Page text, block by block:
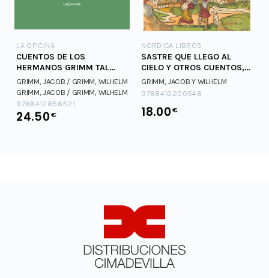
LA OFICINA
CUENTOS DE LOS
HERMANOS GRIMM TAL
COMO NUNCA TE FUERON
CONTA
GRIMM, JACOB / GRIMM, WILHELM
GRIMM, JACOB / GRIMM, WILHELM
9788412856521
24.50€
NORDICA LIBROS
SASTRE QUE LLEGO AL
CIELO Y OTROS CUENTOS,
EL
GRIMM, JACOB Y WILHELM
9788410200548
18.00€